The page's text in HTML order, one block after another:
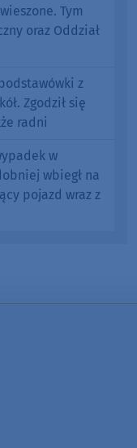
Tym
oraz Oddział
z
Zgodził się
radni
w
wbiegł na
pojazd wraz z